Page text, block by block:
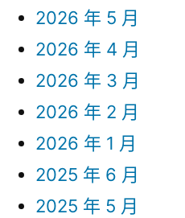
2026 年 5 月
2026 年 4 月
2026 年 3 月
2026 年 2 月
2026 年 1 月
2025 年 6 月
2025 年 5 月